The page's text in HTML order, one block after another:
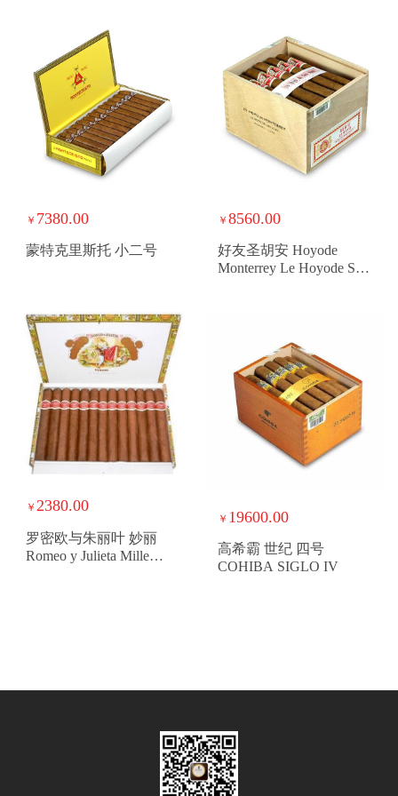
￥ 7380.00
蒙特克里斯托 小二号
￥ 8560.00
好友圣胡安 Hoyode
Monterrey Le Hoyode San
￥ 2380.00
罗密欧与朱丽叶 妙丽
Romeo y Julieta Mille
￥ 19600.00
高希霸 世纪 四号
COHIBA SIGLO IV